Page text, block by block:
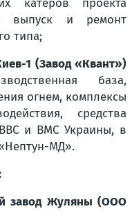
катеров проекта
выпуск и ремонт
типа;
1 (Завод «Квант»)
база,
огнем, комплексы
средства
и ВМС Украины, в
МД».
завод Жуляны (ООО